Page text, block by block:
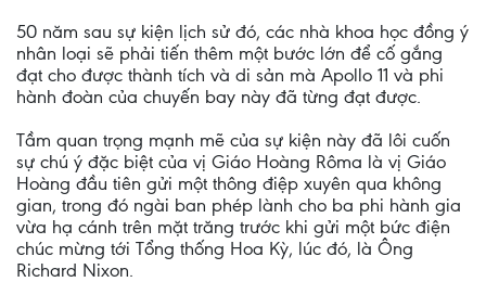
50 năm sau sự kiện lịch sử đó, các nhà khoa học đồng ý
nhân loại sẽ phải tiến thêm một bước lớn để cố gắng
đạt cho được thành tích và di sản mà Apollo 11 và phi
hành đoàn của chuyến bay này đã từng đạt được.
Tầm quan trọng mạnh mẽ của sự kiện này đã lôi cuốn
sự chú ý đặc biệt của vị Giáo Hoàng Rôma là vị Giáo
Hoàng đầu tiên gửi một thông điệp xuyên qua không
gian, trong đó ngài ban phép lành cho ba phi hành gia
vừa hạ cánh trên mặt trăng trước khi gửi một bức điện
chúc mừng tới Tổng thống Hoa Kỳ, lúc đó, là Ông
Richard Nixon.